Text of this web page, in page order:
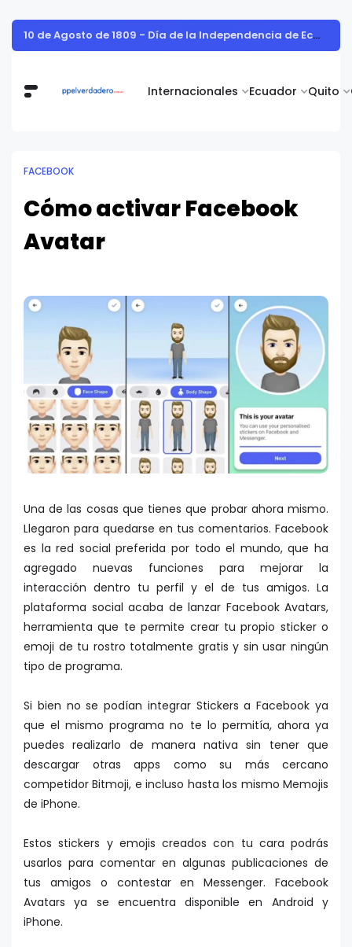
Internacionales Ecuador Quito
Vita Alimentos destaca el trabajo del campo como el primer paso hacia productos de excelencia.
FACEBOOK
Cómo activar Facebook
Avatar
Una de las cosas que tienes que probar ahora mismo.
Llegaron para quedarse en tus comentarios. Facebook
es la red social preferida por todo el mundo, que ha
agregado nuevas funciones para mejorar la
interacción dentro tu perfil y el de tus amigos. La
plataforma social acaba de lanzar Facebook Avatars,
herramienta que te permite crear tu propio sticker o
emoji de tu rostro totalmente gratis y sin usar ningún
tipo de programa.
Si bien no se podían integrar Stickers a Facebook ya
que el mismo programa no te lo permitía, ahora ya
puedes realizarlo de manera nativa sin tener que
descargar otras apps como su más cercano
competidor Bitmoji, e incluso hasta los mismo Memojis
de iPhone.
Estos stickers y emojis creados con tu cara podrás
usarlos para comentar en algunas publicaciones de
tus amigos o contestar en Messenger. Facebook
Avatars ya se encuentra disponible en Android y
iPhone.